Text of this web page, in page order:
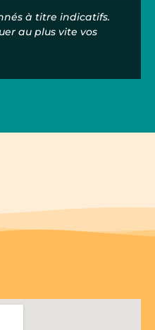
à titre indicatifs.
au plus vite vos